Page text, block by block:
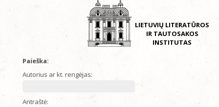
LIETUVIŲ LITERATŪROS
IR TAUTOSAKOS
INSTITUTAS
Paieška:
Autorius ar kt. rengėjas:
Antraštė: